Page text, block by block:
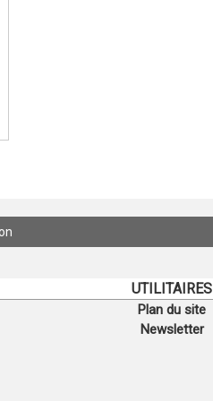
UTILITAIRES
Plan du site
Newsletter